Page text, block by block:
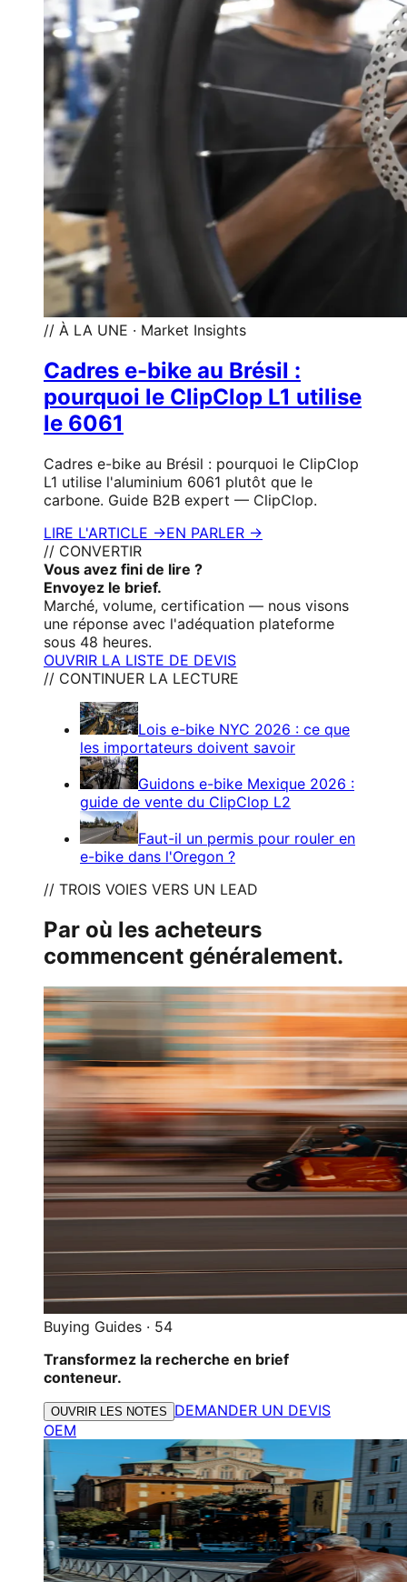
// À LA UNE · Market Insights
Cadres e-bike au Brésil :
pourquoi le ClipClop L1 utilise
le 6061
Cadres e-bike au Brésil : pourquoi le ClipClop
L1 utilise l'aluminium 6061 plutôt que le
carbone. Guide B2B expert — ClipClop.
LIRE L'ARTICLE →EN PARLER →
// CONVERTIR
Vous avez fini de lire ?
Envoyez le brief.
Marché, volume, certification — nous visons
une réponse avec l'adéquation plateforme
sous 48 heures.
OUVRIR LA LISTE DE DEVIS
// CONTINUER LA LECTURE
Lois e-bike NYC 2026 : ce que
les importateurs doivent savoir
Guidons e-bike Mexique 2026 :
guide de vente du ClipClop L2
Faut-il un permis pour rouler en
e-bike dans l'Oregon ?
// TROIS VOIES VERS UN LEAD
Par où les acheteurs
commencent généralement.
Buying Guides · 54
Transformez la recherche en brief
conteneur.
OUVRIR LES NOTES
DEMANDER UN DEVIS
OEM